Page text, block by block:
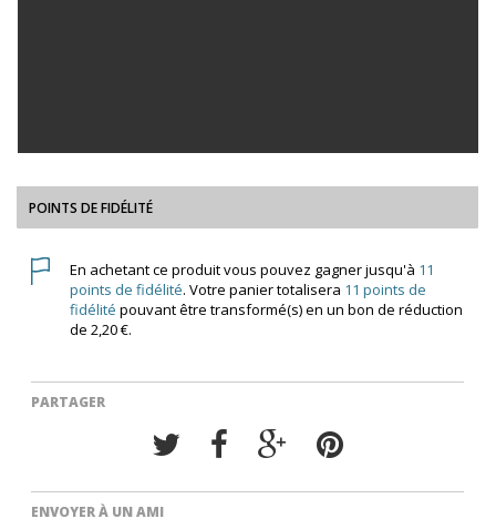
POINTS DE FIDÉLITÉ
En achetant ce produit vous pouvez gagner jusqu'à 11
points de fidélité. Votre panier totalisera 11 points de
fidélité pouvant être transformé(s) en un bon de réduction
de 2,20 €.
PARTAGER
ENVOYER À UN AMI